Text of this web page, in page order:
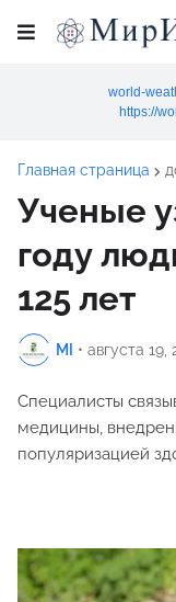
world-
https://
Главная страница
Ученые
году
125 лет
MI • августа 19,
Специалисты
медицины,
популяризацией